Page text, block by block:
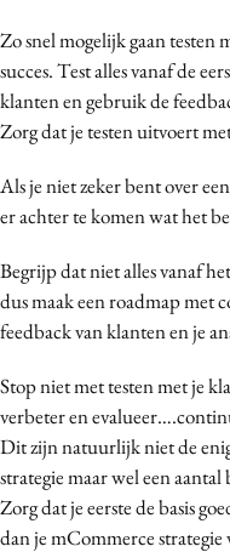
Zo snel mogelijk gaan testen
succes. Test alles vanaf de
klanten en gebruik de
Zorg dat je testen uitvoert
Als je niet zeker bent over
er achter te komen wat het
Begrijp dat niet alles vanaf
dus maak een roadmap met
feedback van klanten en je
Stop niet met testen met je
verbeter en
Dit zijn natuurlijk niet de
strategie maar wel een
Zorg dat je eerste de basis
dan je mCommerce